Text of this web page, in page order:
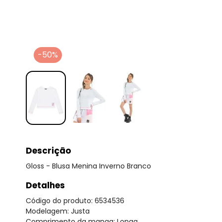
-50%
Descrição
Gloss - Blusa Menina Inverno Branco
Detalhes
Código do produto: 6534536
Modelagem: Justa